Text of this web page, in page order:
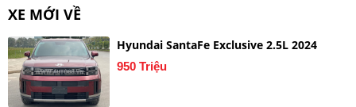
XE MỚI VỀ
Hyundai SantaFe Exclusive 2.5L 2024
950 Triệu